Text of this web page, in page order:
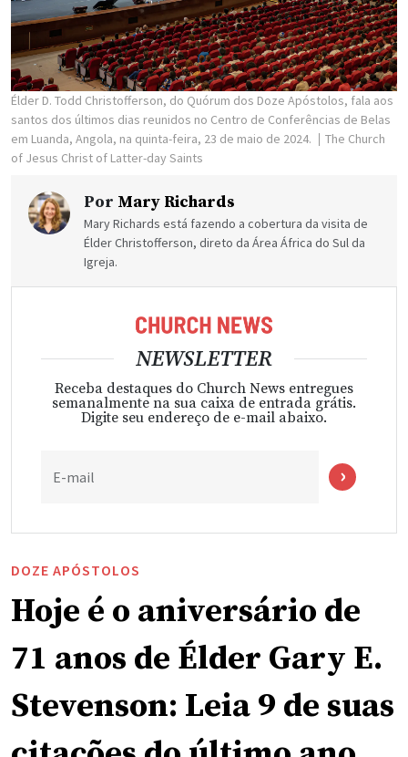
Élder D. Todd Christofferson, do Quórum dos Doze Apóstolos, fala aos
santos dos últimos dias reunidos no Centro de Conferências de Belas
em Luanda, Angola, na quinta-feira, 23 de maio de 2024.
The Church
of Jesus Christ of Latter-day Saints
Por Mary Richards
Mary Richards está fazendo a cobertura da visita de
Élder Christofferson, direto da Área África do Sul da
Igreja.
NEWSLETTER
Receba destaques do Church News entregues
semanalmente na sua caixa de entrada grátis.
Digite seu endereço de e-mail abaixo.
E-mail
DOZE APÓSTOLOS
Hoje é o aniversário de
71 anos de Élder Gary E.
Stevenson: Leia 9 de suas